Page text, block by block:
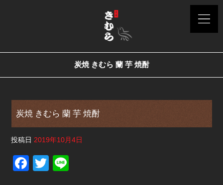
炭焼 きむら 蘭 芋 焼酎
炭焼 きむら 蘭 芋 焼酎
投稿日 2019年10月4日
F
T